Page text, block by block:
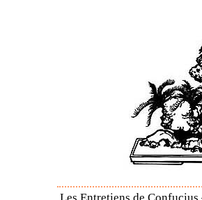
Les Entretiens de